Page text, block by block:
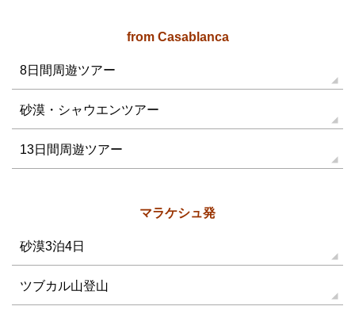
from Casablanca
8日間周遊ツアー
砂漠・シャウエンツアー
13日間周遊ツアー
マラケシュ発
砂漠3泊4日
ツブカル山登山